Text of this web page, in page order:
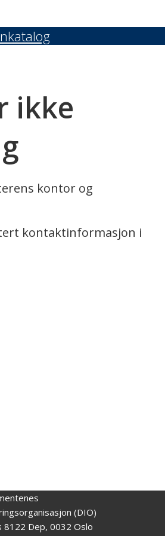
ikke
kontor og
kontaktinformasjon i
(DIO)
8122 Dep, 0032 Oslo